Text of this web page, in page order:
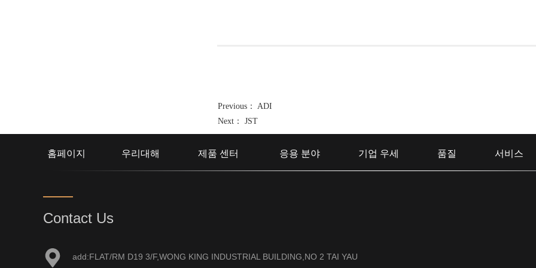
Previous： ADI
Next： JST
홈페이지 우리대해 제품 센터 응용 분야 기업 우세 품질 서비스
add:FLAT/RM D19 3/F,WONG KING INDUSTRIAL BUILDING,NO 2 TAI YAU
Contact Us